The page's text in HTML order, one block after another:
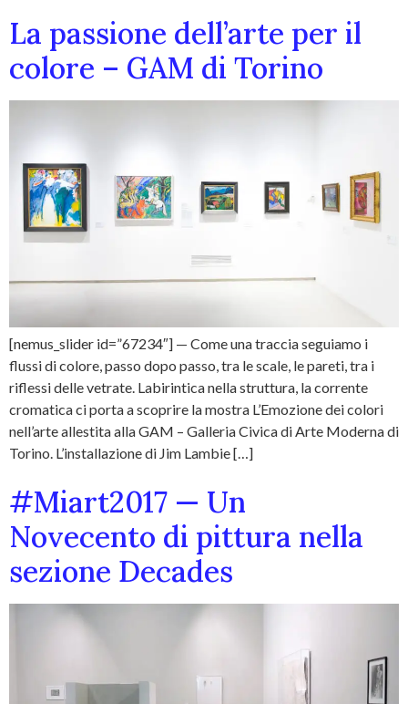
La passione dell’arte per il
colore – GAM di Torino
[nemus_slider id=”67234″] — Come una traccia seguiamo i
flussi di colore, passo dopo passo, tra le scale, le pareti, tra i
riflessi delle vetrate. Labirintica nella struttura, la corrente
cromatica ci porta a scoprire la mostra L’Emozione dei colori
nell’arte allestita alla GAM – Galleria Civica di Arte Moderna di
Torino. L’installazione di Jim Lambie […]
#Miart2017 — Un
Novecento di pittura nella
sezione Decades